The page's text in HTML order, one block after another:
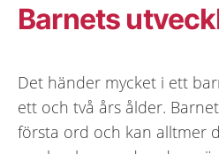
Barnets
Det händer mycket i ett
ett och två års ålder.
första ord och kan alltmer